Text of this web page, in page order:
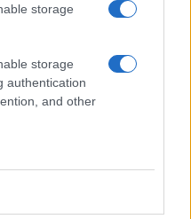
storage
storage
authentication
and other